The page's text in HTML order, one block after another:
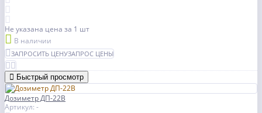
Не указана цена за 1 шт
В наличии
ЗАПРОСИТЬ ЦЕНУЗАПРОС ЦЕНЫ
Быстрый просмотр
Дозиметр ДП-22В
Артикул: -